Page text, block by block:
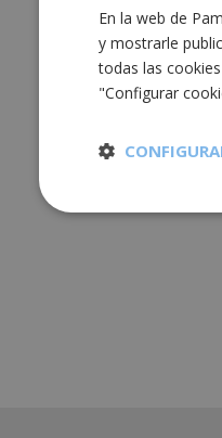
En la web de
y mostrarle
todas las
"Configurar
Cookies